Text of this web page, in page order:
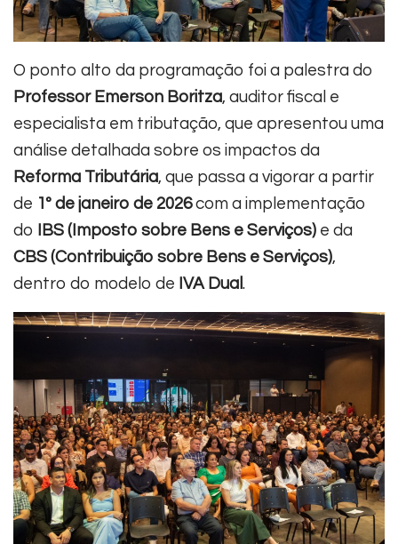
O ponto alto da programação foi a palestra do
Professor Emerson Boritza, auditor fiscal e
especialista em tributação, que apresentou uma
análise detalhada sobre os impactos da
Reforma Tributária, que passa a vigorar a partir
de 1º de janeiro de 2026com a implementação
do IBS (Imposto sobre Bens e Serviços) e da
CBS (Contribuição sobre Bens e Serviços),
dentro do modelo de IVA Dual .